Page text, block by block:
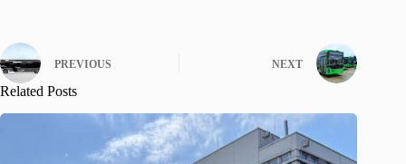
PREVIOUS NEXT
Related Posts